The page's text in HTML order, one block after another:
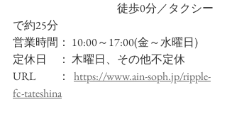
徒歩0分／タクシー
で約25分
営業時間： 10:00～17:00(金～水曜日)
定休日　： 木曜日、その他不定休
URL　　： https://www.ain-soph.jp/ripple-
fc-tateshina